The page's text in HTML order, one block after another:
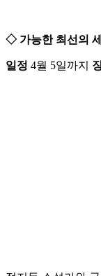
◇ 가능한 최선의 세
일정 4월 5일까지